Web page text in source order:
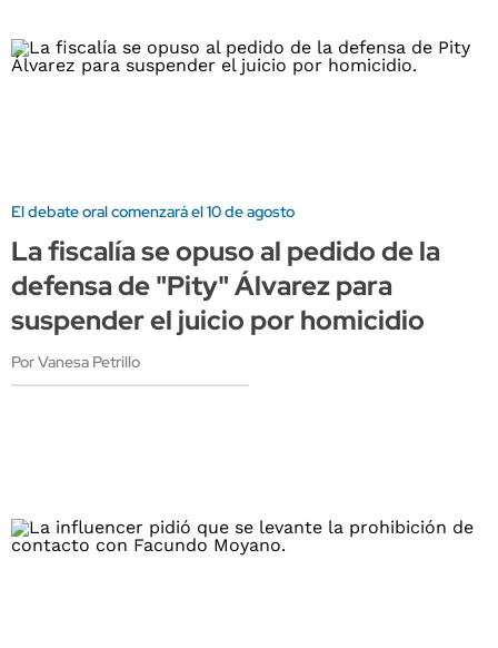
El debate oral comenzará el 10 de agosto
La fiscalía se opuso al pedido de la
defensa de "Pity" Álvarez para
suspender el juicio por homicidio
Por Vanesa Petrillo